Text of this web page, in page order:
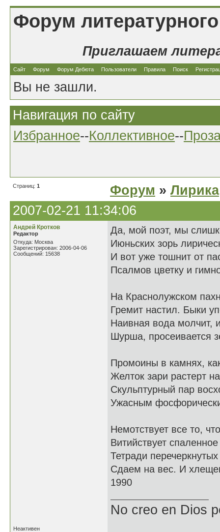
Форум
Приглашаем
Сайт Форум Форум Дебюта Пользователи Правила Поиск
Вы не зашли.
Навигация по сайту
Избранное--Коллективное--
Страниц: 1 Форум » Лирика
2007-02-21 11:34:06
Андрей Кротков
Редактор
Откуда: Москва
Зарегистрирован: 2006-04-06
Сообщений: 15638
Да, мой поэт, мы
Июньских зорь
И вот уже тошнит от
Псалмов цветку и
На Краснолужском
Гремит настил. Быки
Наивная вода молчит,
Шурша, просеивается
Промоины в камнях,
Желток зари растерт
Скульптурный пар
Ужасным
Немотствует все то,
Витийствует
Тетради
Сдаем на вес. И
1990
No creo en Dios
Неактивен